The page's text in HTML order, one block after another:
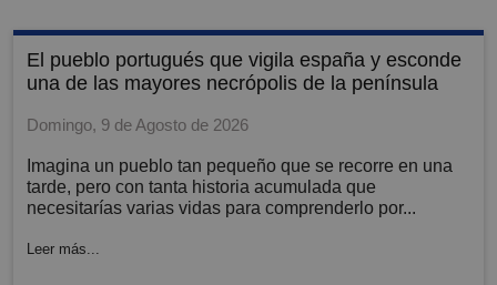
el pueblo portugués que vigila españa y esconde
una de las mayores necrópolis de la península
Domingo, 9 de Agosto de 2026
tarde, pero con tanta historia acumulada que
necesitarías varias vidas para comprenderlo por...
Leer más...